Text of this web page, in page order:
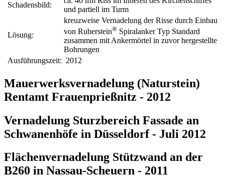
Schadensbild:
und partiell im Turm
Lösung:
kreuzweise Vernadelung der Risse durch Einbau
von Ruberstein® Spiralanker Typ Standard
zusammen mit Ankermörtel in zuvor hergestellte
Bohrungen
Ausführungszeit: 2012
Mauerwerksvernadelung (Naturstein)
Rentamt Frauenprießnitz - 2012
Vernadelung Sturzbereich Fassade an
Schwanenhöfe in Düsseldorf - Juli 2012
Flächenvernadelung Stützwand an der
B260 in Nassau-Scheuern - 2011